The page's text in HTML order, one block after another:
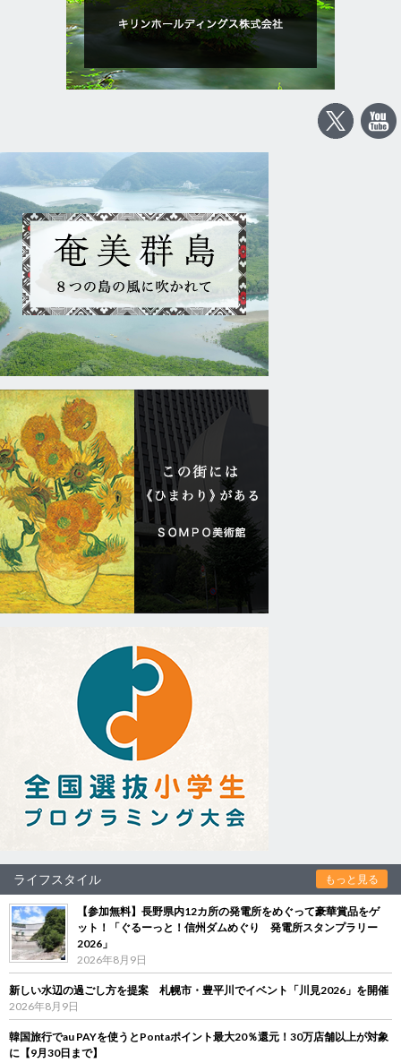
ライフスタイル もっと見る
【参加無料】長野県内12カ所の発電所をめぐって豪華賞品をゲ
ット！「ぐるーっと！信州ダムめぐり 発電所スタンプラリー
2026」
2026年8月9日
新しい水辺の過ごし方を提案 札幌市・豊平川でイベント「川見2026」を開催
2026年8月9日
韓国旅行でau PAYを使うとPontaポイント最大20％還元！30万店舗以上が対象
に【9月30日まで】